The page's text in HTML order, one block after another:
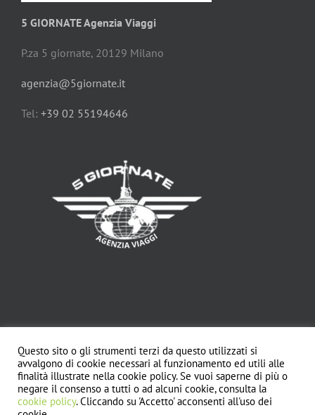
5 GIORNATE Agenzia Viaggi
P.za 5 giornate, 20129 Milano
agenzia@5giornate.it
Tel: +39 02 55194646
Copyright© - L'astrolabio srl - Certificazione di qualità UNI EN 14804 -P.I.
10213670150 |
Termini di utilizzo|Privacy Policy|Cookie Policy|Condizioni Generali
Questo sito o gli strumenti terzi da questo utilizzati si
avvalgono di cookie necessari al funzionamento ed utili alle
finalità illustrate nella cookie policy. Se vuoi saperne di più o
negare il consenso a tutti o ad alcuni cookie, consulta la
cookie policy. Cliccando su 'Accetto' acconsenti all'uso dei